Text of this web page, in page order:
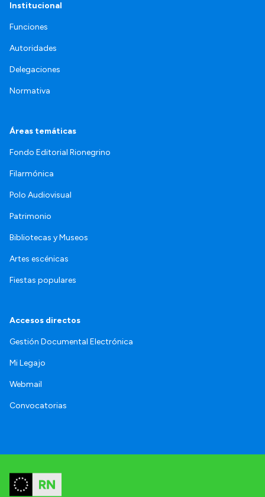
Institucional
Funciones
Autoridades
Delegaciones
Normativa
Áreas temáticas
Fondo Editorial Rionegrino
Filarmónica
Polo Audiovisual
Patrimonio
Bibliotecas y Museos
Artes escénicas
Fiestas populares
Accesos directos
Gestión Documental Electrónica
Mi Legajo
Webmail
Convocatorias